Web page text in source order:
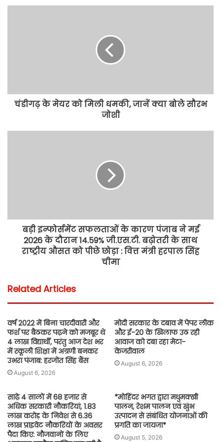
चंडीगढ़ के मेयर को मिली धमकी, जानें क्या बोले सौरभ
जोशी
बड़ी इन्फोर्समेंट सफलताओं के कारण पंजाब ने मई
2026 के दौरान 14.59% जी.एस.टी. बढ़ोतरी के साथ
राष्ट्रीय औसत को पीछे छोड़ा : वित्त मंत्री हरपाल सिंह
चीमा
Related Articles
वर्ष 2022 में बिना चारदीवारी और
फर्श पर बैठकर पढ़ने को मजबूर थे
4 लाख विद्यार्थी, परंतु आज देश भर
में स्कूली शिक्षा में अग्रणी बनकर
उभरा पंजाब: हरजोत सिंह बैंस
August 6, 2026
मोदी सरकार के दबाव में पेपर लीक
और ई-20 के खिलाफ उठ रही
आवाज को दबा रहा मेटा-
केजरीवाल
August 6, 2026
साढ़े 4 सालों में 68 हजार से
अधिक सरकारी नौकरियां, 1.83
लाख करोड़ के निवेश से 6.36
लाख प्राइवेट नौकरियों के अवसर
पैदा किए: नौजवानों के लिए
*मोहिंदर भगत द्वारा मधुमक्खी
पालन, रेशम पालन एवं खुंभ
उत्पादन से संबंधित योजनाओं की
प्रगति का जायजा*
August 5, 2026